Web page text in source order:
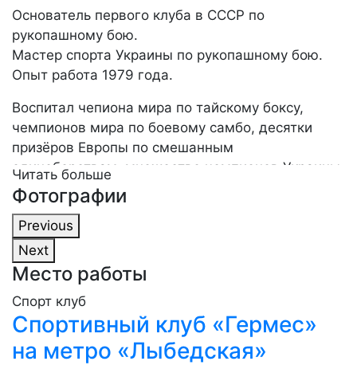
Основатель первого клуба в СССР по
рукопашному бою.
Мастер спорта Украины по рукопашному бою.
Опыт работа 1979 года.
Воспитал чепиона мира по тайскому боксу,
чемпионов мира по боевому самбо, десятки
призёров Европы по смешанным
единоборствам, множество чемпионов Украины
по боксу, кик-боксингу, панкратиону и боевому
самбо, а также чемпионы мира и призёры
Европы.
Читать больше
Фотографии
Previous
Next
Место работы
Спорт клуб
Спортивный клуб «Гермес»
на метро «Лыбедская»